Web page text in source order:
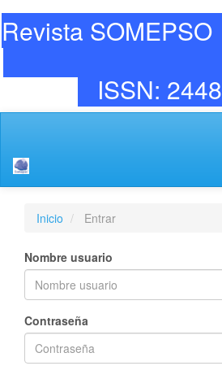
Revista
ISSN:
Barra
Inicio Entrar
Nombre usuario
Contraseña